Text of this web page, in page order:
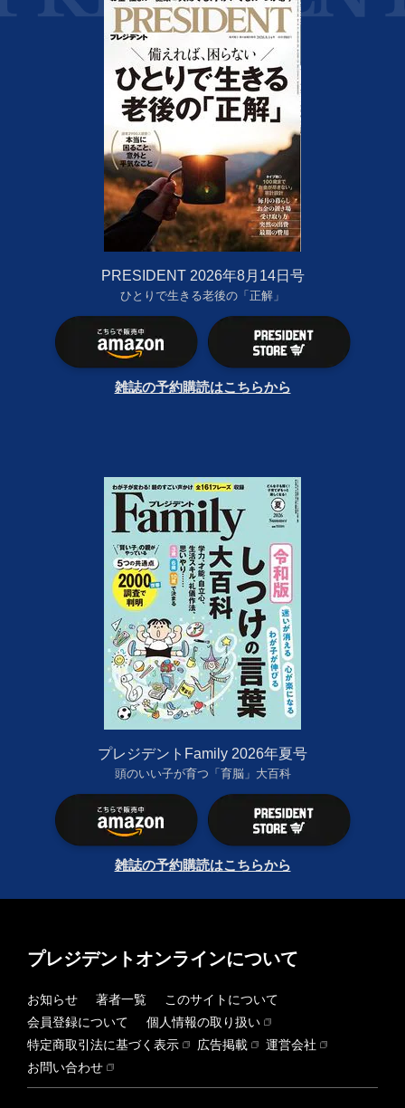
PRESIDENT 2026年8月14日号
ひとりで生きる老後の「正解」
雑誌の予約購読はこちらから
プレジデントFamily 2026年夏号
頭のいい子が育つ「育脳」大百科
雑誌の予約購読はこちらから
プレジデントオンラインについて
お知らせ 著者一覧
このサイトについて
会員登録について
個人情報の取り扱い
特定商取引法に基づく表示
広告掲載
運営会社
お問い合わせ